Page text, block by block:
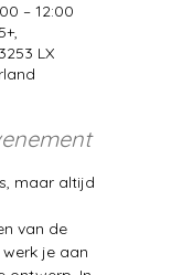
– 12:00
LX
maar altijd
van de
je aan